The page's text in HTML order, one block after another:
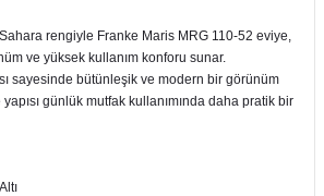
Sahara rengiyle Franke Maris MRG 110-52 eviye,
ve yüksek kullanım konforu sunar.
sayesinde bütünleşik ve modern bir görünüm
günlük mutfak kullanımında daha pratik bir